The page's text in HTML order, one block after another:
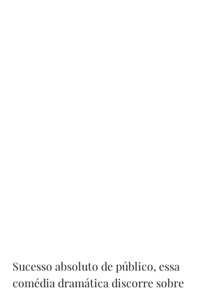
Sucesso absoluto de público, essa
comédia dramática discorre sobre